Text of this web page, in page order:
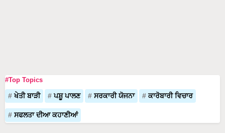
#Top Topics
ਖੇਤੀ ਬਾੜੀ ਪਸ਼ੂ ਪਾਲਣ ਸਰਕਾਰੀ ਯੋਜਨਾ ਕਾਰੋਬਾਰੀ ਵਿਚਾਰ
ਸਫਲਤਾ ਦੀਆ ਕਹਾਣੀਆਂ